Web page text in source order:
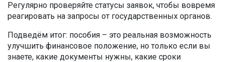
Регулярно проверяйте статусы заявок, чтобы вовремя
реагировать на запросы от государственных органов.
Подведём итог: пособия – это реальная возможность
улучшить финансовое положение, но только если вы
знаете, какие документы нужны, какие сроки